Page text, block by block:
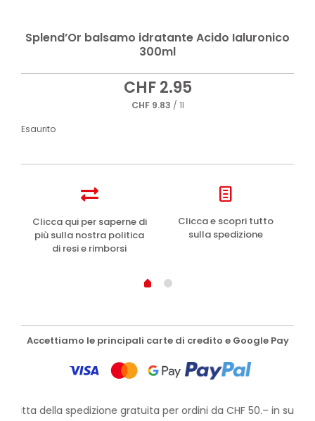
Splend’Or balsamo idratante Acido Ialuronico
300ml
CHF2.95
CHF9.83 / 1l
Esaurito
Clicca qui per saperne di
più sulla nostra politica
di resi e rimborsi
Clicca e scopri tutto
sulla spedizione
Accettiamo le principali carte di credito e Google Pay
della spedizione gratuita per ordini da CHF 50.– in su!